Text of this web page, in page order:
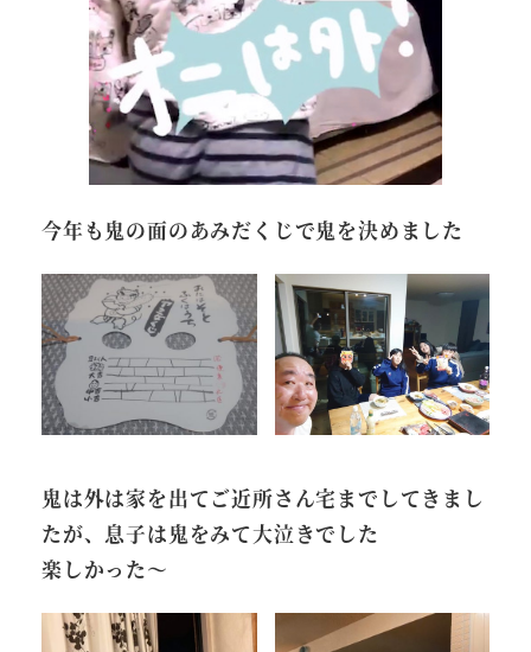
今年も鬼の面のあみだくじで鬼を決めました
鬼は外は家を出てご近所さん宅までしてきまし
たが、息子は鬼をみて大泣きでした
楽しかった～